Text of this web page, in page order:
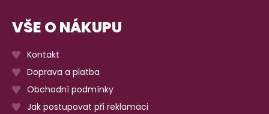
VŠE O NÁKUPU
Kontakt
Doprava a platba
Obchodní podmínky
Jak postupovat při reklamaci